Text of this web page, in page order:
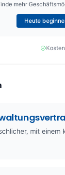
mehr
Heute
mit